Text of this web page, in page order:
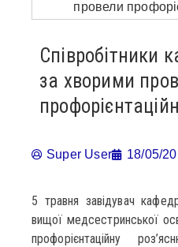
Співробітники
за хворими
Super User 18/05/
5 травня завідувач
вищої медсестринської
профорієнтаційну